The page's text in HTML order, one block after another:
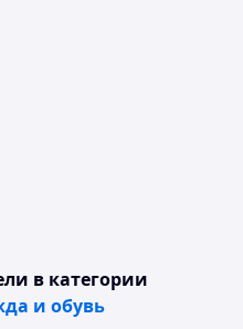
в категории
и обувь